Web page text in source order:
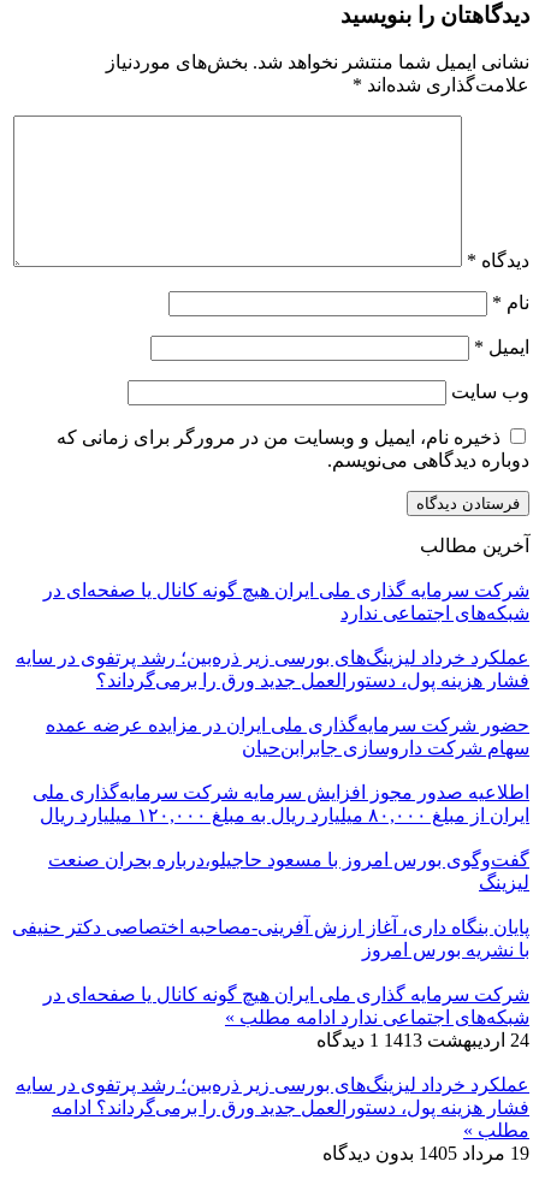
دیدگاهتان را بنویسید
نشانی ایمیل شما منتشر نخواهد شد. بخش‌های موردنیاز
علامت‌گذاری شده‌اند *
دیدگاه *
نام *
ایمیل *
وب‌ سایت
ذخیره نام، ایمیل و وبسایت من در مرورگر برای زمانی که
دوباره دیدگاهی می‌نویسم.
آخرین مطالب
شرکت سرمایه گذاری ملی ایران هیچ گونه کانال یا صفحه‌ای در
شبکه‌های اجتماعی ندارد
عملکرد خرداد لیزینگ‌های بورسی زیر ذره‌بین؛ رشد پرتفوی در سایه
فشار هزینه پول، دستورالعمل جدید ورق را برمی‌گرداند؟
حضور شرکت سرمایه‌گذاری ملی ایران در مزایده عرضه عمده
سهام شرکت داروسازی جابرابن‌حیان
اطلاعیه صدور مجوز افزایش سرمایه شرکت سرمایه‌گذاری ملی
ایران از مبلغ ۸۰,۰۰۰ میلیارد ریال به مبلغ ۱۲۰,۰۰۰ میلیارد ریال
گفت‌وگوی بورس امروز با مسعود حاجیلو،درباره بحران صنعت
لیزینگ
پایان بنگاه داری، آغاز ارزش آفرینی-مصاحبه اختصاصی دکتر حنیفی
با نشریه بورس امروز
شرکت سرمایه گذاری ملی ایران هیچ گونه کانال یا صفحه‌ای در
شبکه‌های اجتماعی ندارد ادامه مطلب »
24 اردیبهشت 1413
1 دیدگاه
عملکرد خرداد لیزینگ‌های بورسی زیر ذره‌بین؛ رشد پرتفوی در سایه
فشار هزینه پول، دستورالعمل جدید ورق را برمی‌گرداند؟ ادامه
مطلب »
19 مرداد 1405
بدون دیدگاه